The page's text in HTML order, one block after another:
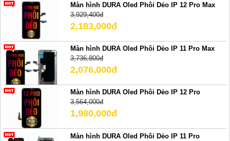
Màn hình DURA Oled Phôi Dẻo IP 12 Pro Max
3,929,400đ
2,183,000đ
Màn hình DURA Oled Phôi Dẻo IP 11 Pro Max
3,736,800đ
2,076,000đ
Màn hình DURA Oled Phôi Dẻo IP 12 Pro
3,564,000đ
1,980,000đ
Màn hình DURA Oled Phôi Dẻo IP 11 Pro